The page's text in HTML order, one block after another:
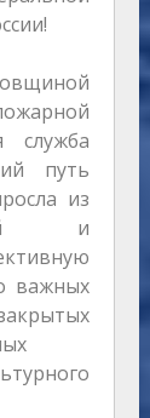
служба
путь
из
и
важных